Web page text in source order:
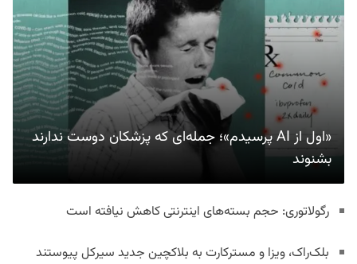
«اول از AI پرسیدم»؛ جمله‌ای که پزشکان دوست ندارند
بشنوند
رگولاتوری: حجم بسته‌های اینترنتی کاهش نیافته است
بلک‌راک، ویزا و مسترکارت به بلاکچین جدید سیرکل پیوستند